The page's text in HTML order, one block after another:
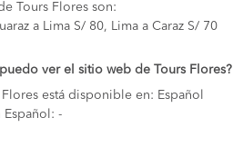
Tours Flores son:
a Lima S/ 80, Lima a Caraz S/ 70
ver el sitio web de Tours Flores?
está disponible en: Español
Español: -